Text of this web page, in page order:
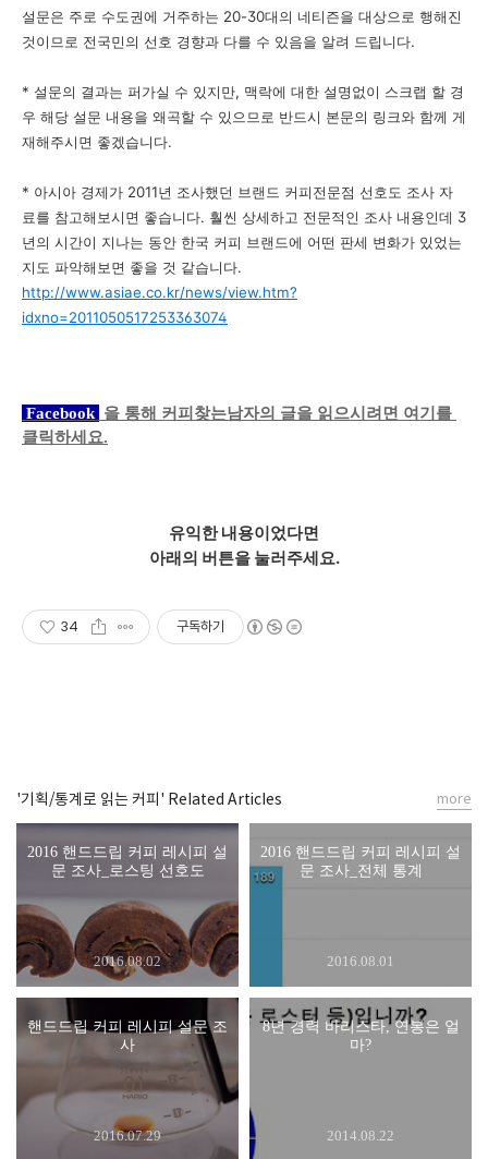
설문은 주로 수도권에 거주하는 20-30대의 네티즌을 대상으로 행해진
것이므로 전국민의 선호 경향과 다를 수 있음을 알려 드립니다.
* 설문의 결과는 퍼가실 수 있지만, 맥락에 대한 설명없이 스크랩 할 경
우 해당 설문 내용을 왜곡할 수 있으므로 반드시 본문의 링크와 함께 게
재해주시면 좋겠습니다.
* 아시아 경제가 2011년 조사했던 브랜드 커피전문점 선호도 조사 자
료를 참고해보시면 좋습니다. 훨씬 상세하고 전문적인 조사 내용인데 3
년의 시간이 지나는 동안 한국 커피 브랜드에 어떤 판세 변화가 있었는
지도 파악해보면 좋을 것 같습니다.
http://www.asiae.co.kr/news/view.htm?
idxno=2011050517253363074
Facebook 을 통해 커피찾는남자의 글을 읽으시려면 여기를
클릭하세요.
유익한 내용이었다면
아래의 버튼을 눌러주세요.
34 구독하기
'기획/통계로 읽는 커피' Related Articles
2016 핸드드립 커피 레시피 설
문 조사_로스팅 선호도
2016.08.02
2016 핸드드립 커피 레시피 설
문 조사_전체 통계
2016.08.01
핸드드립 커피 레시피 설문 조
사
2016.07.29
8년 경력 바리스타, 연봉은 얼
마?
2014.08.22
more